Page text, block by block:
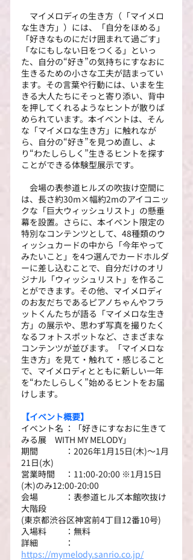
マイメロディの生き方（「マイメロ
な生き方」）には、「自分をほめる」
「好きなものにだけ囲まれて過ごす」
「なにもしない日をつくる」といっ
た、自分の“好き”の気持ちにすなおに
生きるための小さな工夫が詰まってい
ます。その言葉や行動には、いまを生
きる大人たちにそっと寄り添い、背中
を押してくれるようなヒントが散りば
められています。本イベントは、そん
な「マイメロな生き方」に触れなが
ら、自分の“好き”を見つめ直し、よ
り“わたしらしく”生きるヒントを探す
ことができる体験型展示です。
会場の表参道ヒルズの吹抜け空間に
は、長さ約30m×幅約2mのアイコニッ
クな「巨大ウィッシュリスト」の懸垂
幕を設置。さらに、本イベント限定の
特別なコンテンツとして、48種類のウ
ィッシュカードの中から「今年やって
みたいこと」を4つ選んでカードホルダ
ーに差し込むことで、自分だけのオリ
ジナル「ウィッシュリスト」を作るこ
とができます。その他、マイメロディ
のお友だちであるピアノちゃんやフラ
ットくんたちが語る「マイメロな生き
方」の展示や、思わず写真を撮りたく
なるフォトスポットなど、さまざまな
コンテンツが並びます。「マイメロな
生き方」を見て・触れて・感じること
で、マイメロディとともに新しい一年
を“わたしらしく”始めるヒントをお届
けします。
【イベント概要】
イベント名 ：「好きにすなおに生きて
みる展　WITH MY MELODY」
期間　　　 ：2026年1月15日(木)～1月
21日(水)
営業時間　 ：11:00-20:00 ※1月15日
(木)のみ12:00-20:00
会場　　　 ：表参道ヒルズ本館吹抜け
大階段
(東京都渋谷区神宮前4丁目12番10号)
入場料　　 ：無料
詳細 　　　：
https://mymelody.sanrio.co.jp/